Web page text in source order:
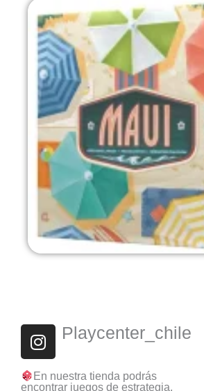
I
n
s
t
Playcenter_chile
En nuestra tienda podrás
encontrar juegos de estrategia,